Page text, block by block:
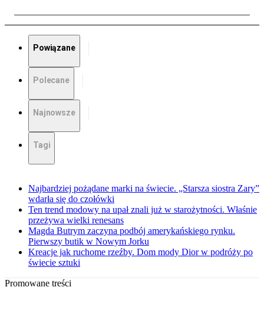
Powiązane
Polecane
Najnowsze
Tagi
Najbardziej pożądane marki na świecie. „Starsza siostra Zary”
wdarła się do czołówki
Ten trend modowy na upał znali już w starożytności. Właśnie
przeżywa wielki renesans
Magda Butrym zaczyna podbój amerykańskiego rynku.
Pierwszy butik w Nowym Jorku
Kreacje jak ruchome rzeźby. Dom mody Dior w podróży po
świecie sztuki
Promowane treści